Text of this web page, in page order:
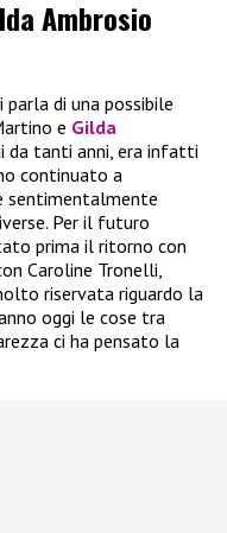
Ambrosio
di una possibile
e Gilda
da tanti anni, era infatti
continuato a
sentimentalmente
Per il futuro
prima il ritorno con
Caroline Tronelli,
riservata riguardo la
oggi le cose tra
ci ha pensato la